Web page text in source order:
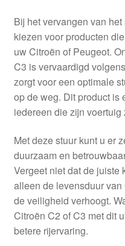
Levering
Mijn account
Over ons
Privacybeleid
Wereldwijde verzending
Winkelwagen
Bij het vervangen van
kiezen voor producten
uw Citroën of Peugeot.
C3 is vervaardigd
zorgt voor een optimale
op de weg. Dit product is
iedereen die zijn
Met deze stuur kunt u er
duurzaam en
Vergeet niet dat de juiste
alleen de levensduur
de veiligheid verhoogt.
Citroën C2 of C3 met dit
betere rijervaring.